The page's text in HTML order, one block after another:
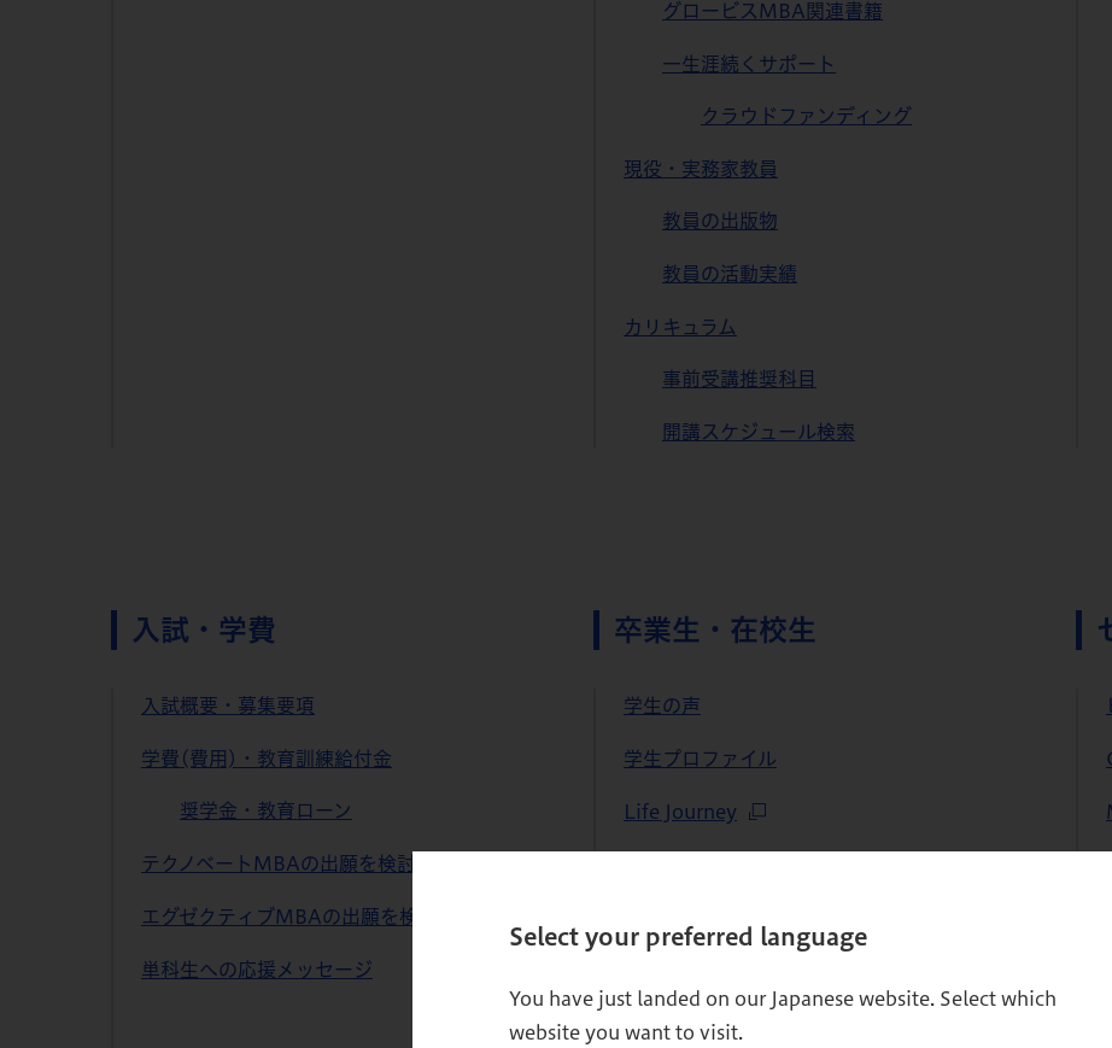
Select your preferred language
You have just landed on our Japanese website. Select which
website you want to visit.
グロービスMBA関連書籍
一生涯続くサポート
クラウドファンディング
現役・実務家教員
教員の出版物
教員の活動実績
カリキュラム
事前受講推奨科目
開講スケジュール検索
入試・学費
入試概要・募集要項
学費(費用)・教育訓練給付金
奨学金・教育ローン
テクノベートMBAの出願を検討の方へ
エグゼクティブMBAの出願を検討の方へ
単科生への応援メッセージ
卒業生・在校生
学生の声
学生プロファイル
Life Journey
学生の出版物